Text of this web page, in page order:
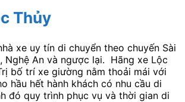
Thủy
xe uy tín di chuyển theo chuyến Sài
Nghệ An và ngược lại. Hãng xe Lộc
bố trí xe giường nằm thoải mái với
hầu hết hành khách có nhu cầu di
đó quy trình phục vụ và thời gian di